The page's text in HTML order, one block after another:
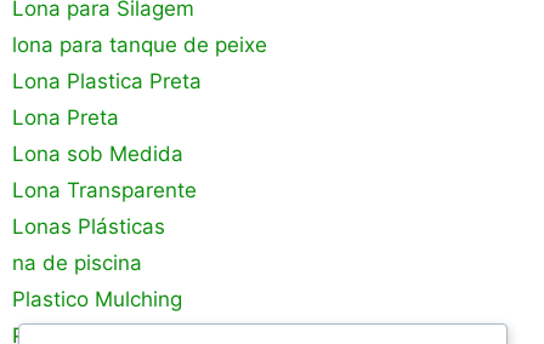
Lona para Silagem
lona para tanque de peixe
Lona Plastica Preta
Lona Preta
Lona sob Medida
Lona Transparente
Lonas Plásticas
na de piscina
Plastico Mulching
Plastico para Estufa